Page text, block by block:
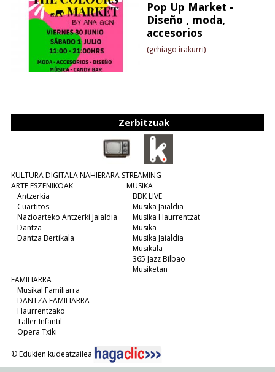
Pop Up Market -
Diseño , moda,
accesorios
(gehiago irakurri)
Zerbitzuak
KULTURA DIGITALA NAHIERARA STREAMING
ARTE ESZENIKOAK
Antzerkia
Cuartitos
Nazioarteko Antzerki Jaialdia
Dantza
Dantza Bertikala
MUSIKA
BBK LIVE
Musika Jaialdia
Musika Haurrentzat
Musika
Musika Jaialdia
Musikala
365 Jazz Bilbao
Musiketan
FAMILIARRA
Musikal Familiarra
DANTZA FAMILIARRA
Haurrentzako
Taller Infantil
Opera Txiki
© Edukien kudeatzailea